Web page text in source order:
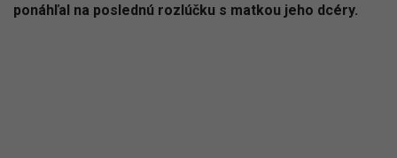
ponáhľal na poslednú rozlúčku s matkou jeho dcéry.